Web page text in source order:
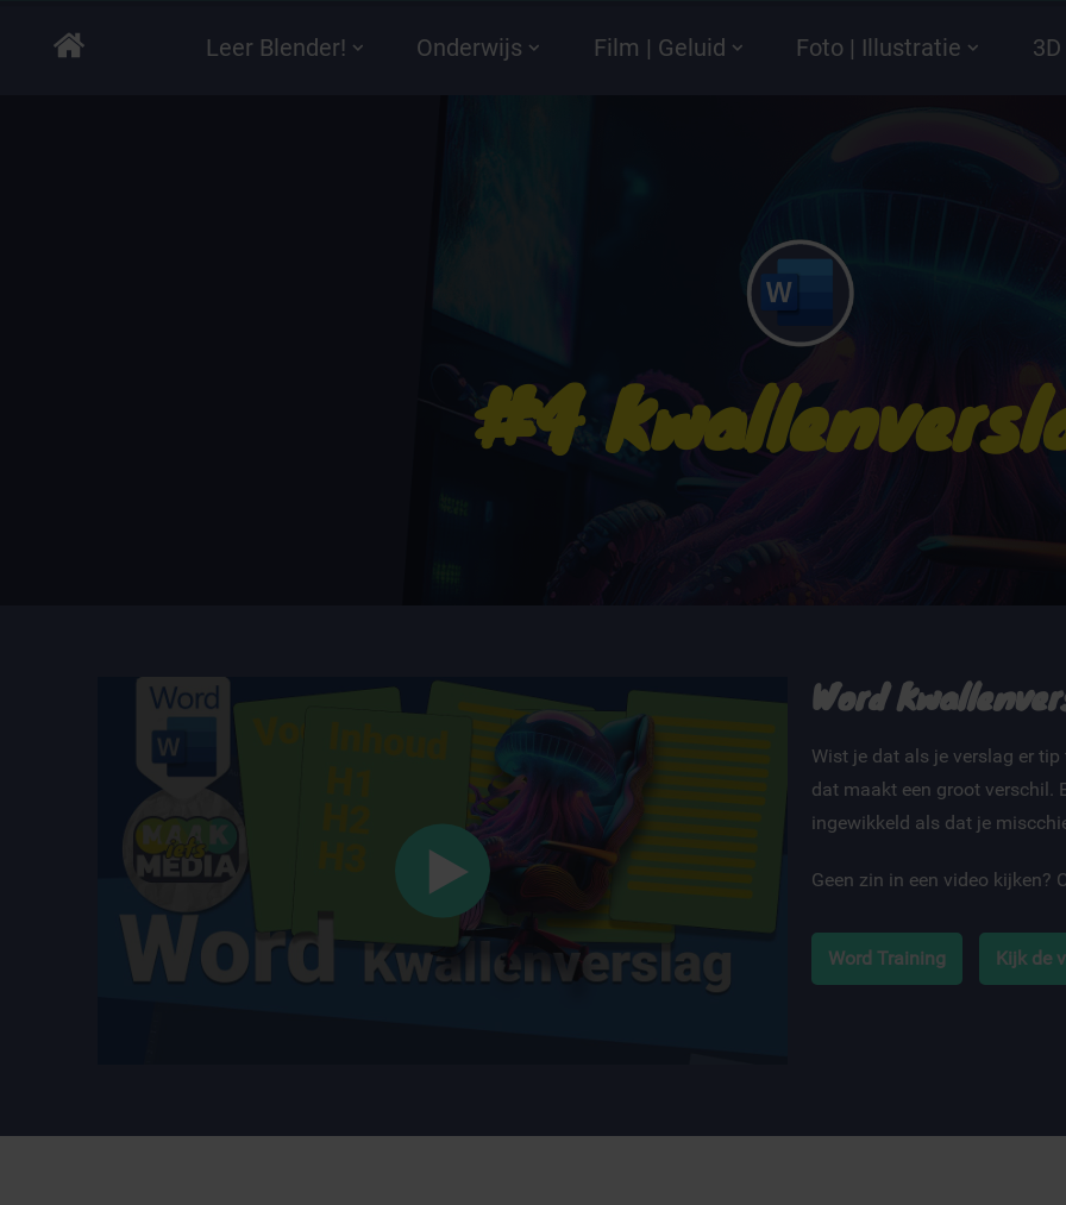
Leer Blender! Onderwijs Film | Geluid Foto | Illustratie
#4
Word
Wist je dat als je verslag er
dat maakt een groot verschil.
ingewikkeld als dat je
Geen zin in een video kijken?
Word Training Kijk de